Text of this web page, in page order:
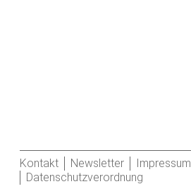
Kontakt Newsletter
Impressum
Datenschutzverordnung